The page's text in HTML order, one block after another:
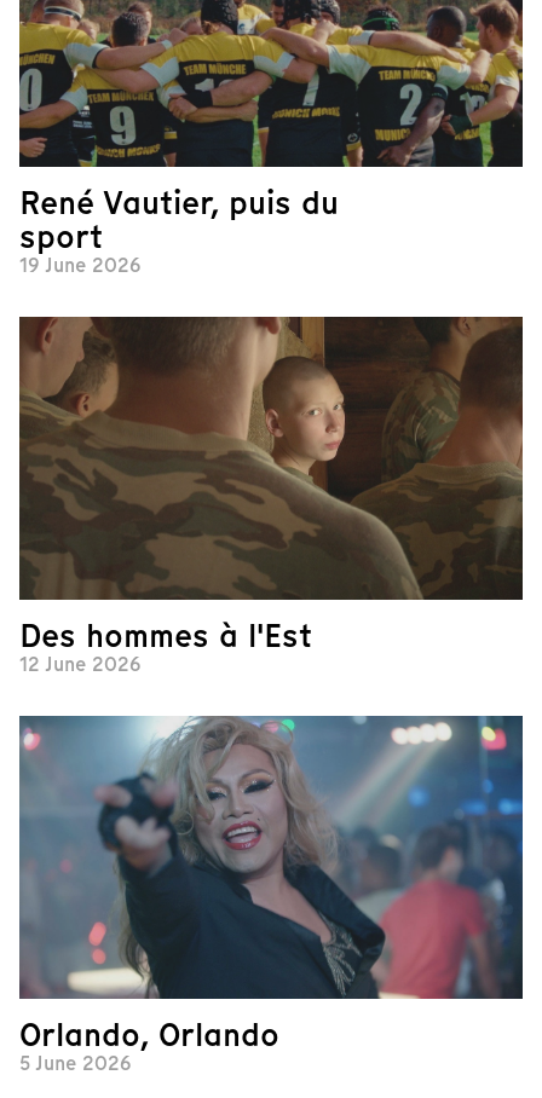
René Vautier, puis du
sport
19 June 2026
Des hommes à l'Est
12 June 2026
Orlando, Orlando
5 June 2026